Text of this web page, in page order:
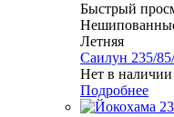
Быстрый
Летняя
Саилун 235/
Нет в наличии
Подробнее